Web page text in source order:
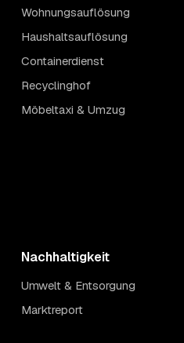
Wohnungsauflösung
Haushaltsauflösung
Containerdienst
Recyclinghof
Möbeltaxi & Umzug
Nachhaltigkeit
Umwelt & Entsorgung
Marktreport